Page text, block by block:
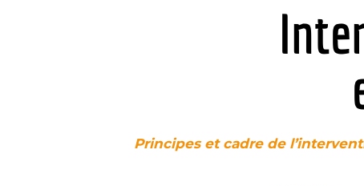
Principes et cadre de